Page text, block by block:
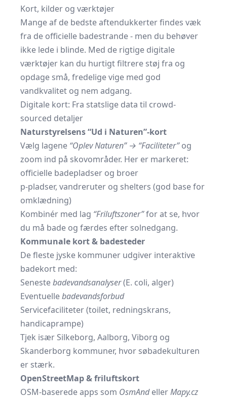
Kort, kilder og værktøjer
Mange af de bedste aftendukkerter findes væk
fra de officielle badestrande - men du behøver
ikke lede i blinde. Med de rigtige digitale
værktøjer kan du hurtigt filtrere støj fra og
opdage små, fredelige vige med god
vandkvalitet og nem adgang.
Digitale kort: Fra statslige data til crowd-
sourced detaljer
Naturstyrelsens “Ud i Naturen”-kort
Vælg lagene “Oplev Naturen” → “Faciliteter”og
zoom ind på skovområder. Her er markeret:
officielle badepladser og broer
p-pladser, vandreruter og shelters (god base for
omklædning)
Kombinér med lag “Friluftszoner”for at se, hvor
du må bade og færdes efter solnedgang.
Kommunale kort & badesteder
De fleste jyske kommuner udgiver interaktive
badekort med:
Senestebadevandsanalyser(E. coli, alger)
Eventuellebadevandsforbud
Servicefaciliteter (toilet, redningskrans,
handicaprampe)
Tjek især Silkeborg, Aalborg, Viborg og
Skanderborg kommuner, hvor søbadekulturen
er stærk.
OpenStreetMap & friluftskort
OSM-baserede apps som OsmAndellerMapy.cz